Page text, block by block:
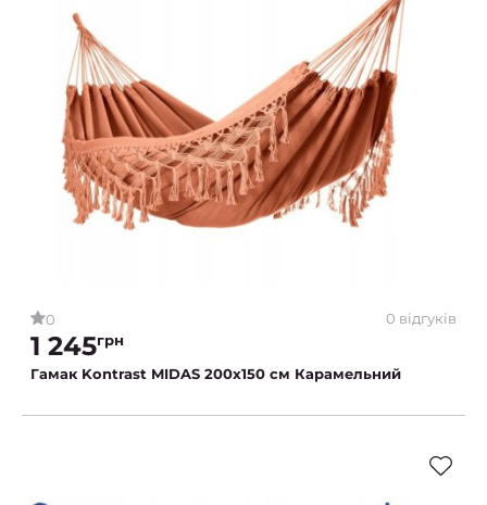
0 0 відгуків
1 245грн
Гамак Kontrast MIDAS 200х150 см Карамельний